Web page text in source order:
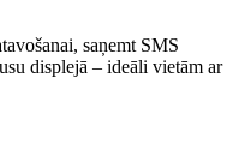
saņemt SMS
displejā – ideāli vietām ar